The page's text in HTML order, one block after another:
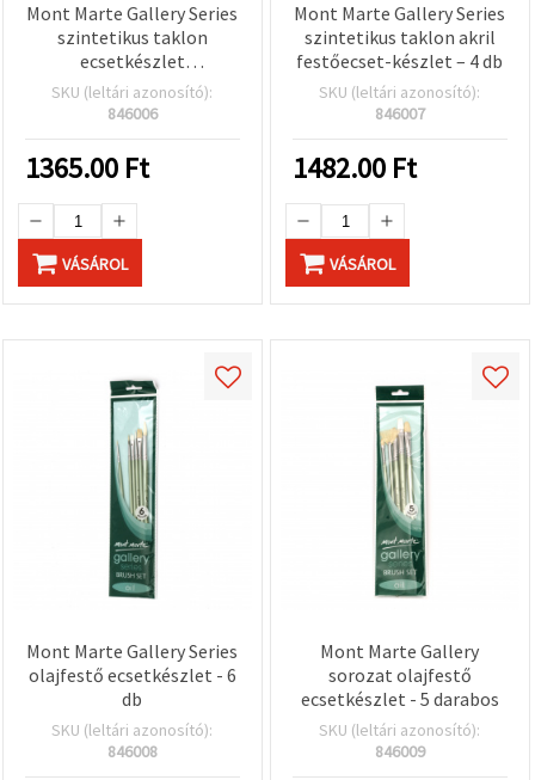
Mont Marte Gallery Series
szintetikus taklon
ecsetkészlet
akrilfestéshez – 4 db
SKU (leltári azonosító):
846006
1365.00 Ft
VÁSÁROL
Mont Marte Gallery Series
szintetikus taklon akril
festőecset-készlet – 4 db
SKU (leltári azonosító):
846007
1482.00 Ft
VÁSÁROL
Mont Marte Gallery Series
olajfestő ecsetkészlet - 6
db
SKU (leltári azonosító):
846008
Mont Marte Gallery
sorozat olajfestő
ecsetkészlet - 5 darabos
SKU (leltári azonosító):
846009